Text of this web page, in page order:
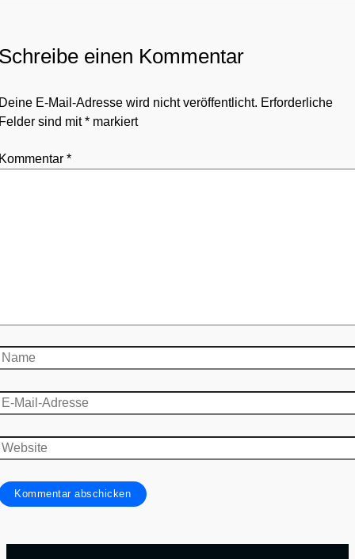
einen Kommentar
E-Mail-Adresse wird nicht veröffentlicht. Erforderliche
sind mit* markiert
*